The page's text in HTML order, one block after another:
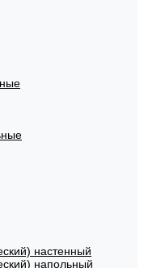
настенный
напольный